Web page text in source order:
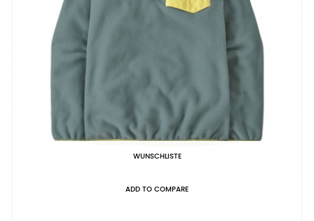
WUNSCHLISTE
ADD TO COMPARE